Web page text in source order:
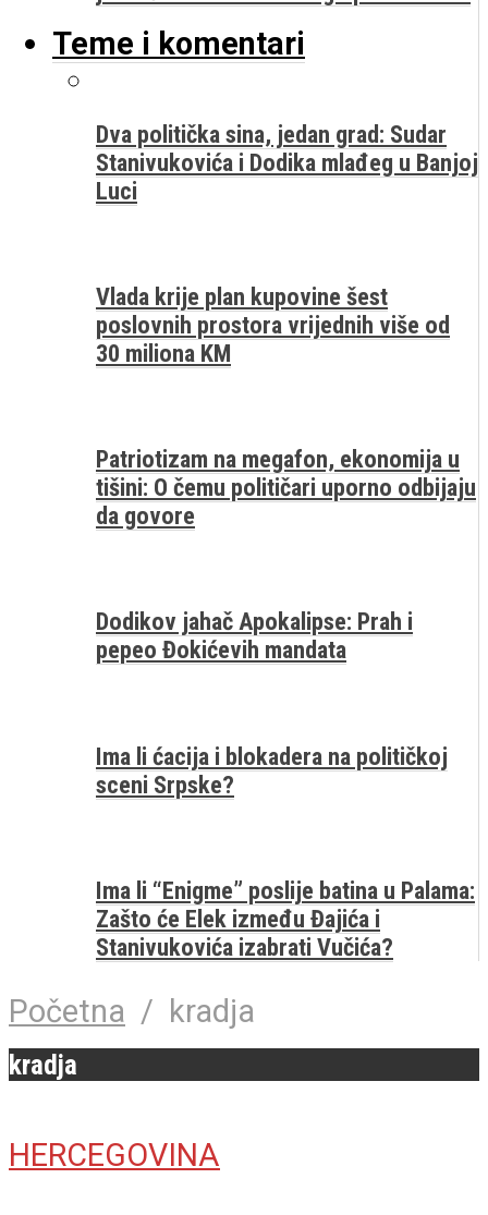
Teme i komentari
Dva politička sina, jedan grad: Sudar
Stanivukovića i Dodika mlađeg u Banjoj
Luci
Vlada krije plan kupovine šest
poslovnih prostora vrijednih više od
30 miliona KM
Patriotizam na megafon, ekonomija u
tišini: O čemu političari uporno odbijaju
da govore
Dodikov jahač Apokalipse: Prah i
pepeo Đokićevih mandata
Ima li ćacija i blokadera na političkoj
sceni Srpske?
Ima li “Enigme” poslije batina u Palama:
Zašto će Elek između Đajića i
Stanivukovića izabrati Vučića?
Početna / kradja
kradja
HERCEGOVINA